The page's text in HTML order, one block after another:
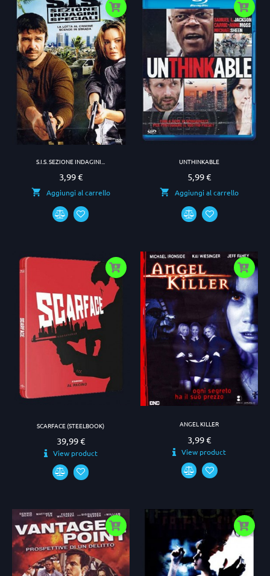
S.I.S. SEZIONE INDAGINI...
Prezzo
3,99 €
Aggiungi al carrello
UNTHINKABLE
Prezzo
5,99 €
Aggiungi al carrello
SCARFACE (STEELBOOK)
Prezzo
39,99 €
View product
ANGEL KILLER
Prezzo
3,99 €
View product